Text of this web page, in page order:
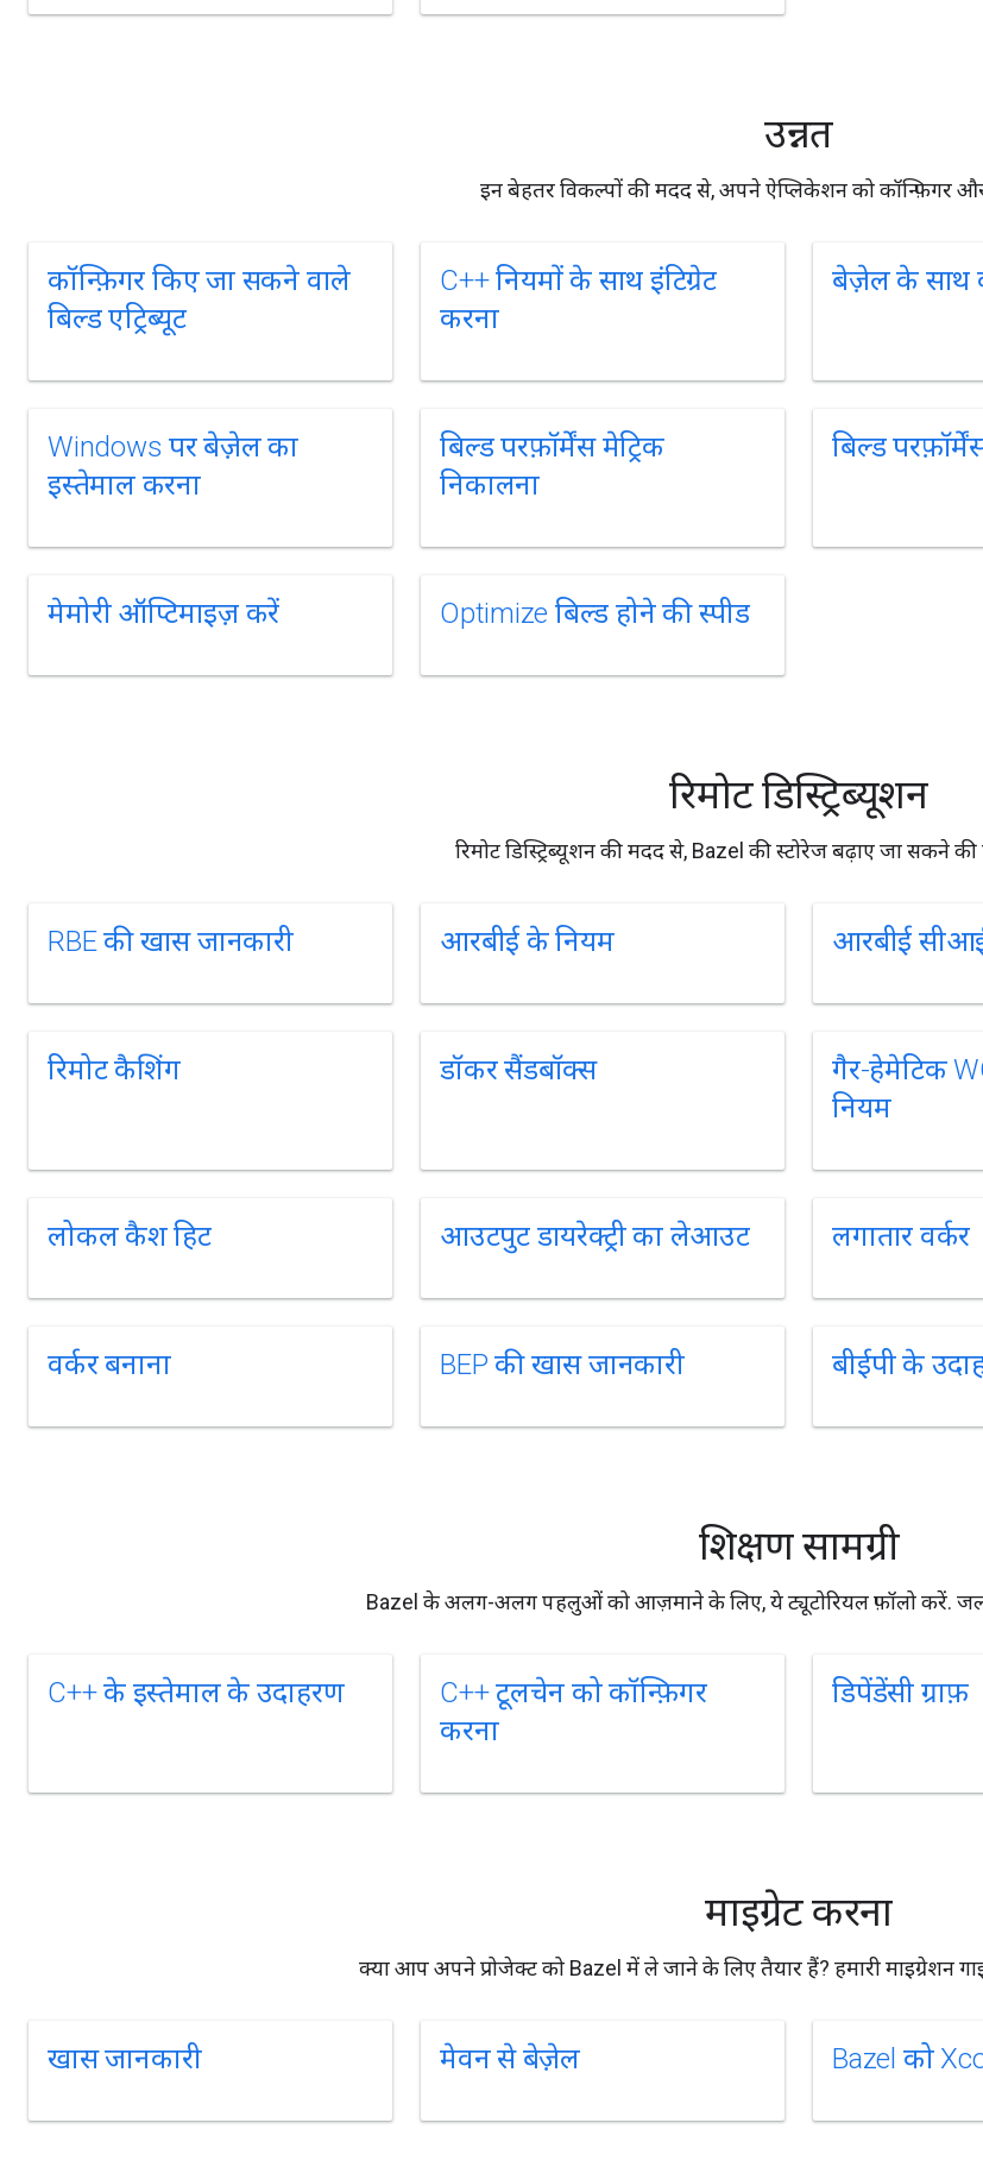
उन्नत
इन बेहतर विकल्पों की मदद से, अपने ऐप्लिकेशन को कॉन्फ़िगर
कॉन्फ़िगर किए जा सकने वाले
बिल्ड एट्रिब्यूट
C++ नियमों के साथ इंटिग्रेट
करना
बेज़ेल के साथ
Windows पर बेज़ेल का
इस्तेमाल करना
बिल्ड परफ़ॉर्मेंस मेट्रिक
निकालना
बिल्ड
मेमोरी ऑप्टिमाइज़ करें Optimize बिल्ड होने की स्पीड
रिमोट डिस्ट्रिब्यूशन
रिमोट डिस्ट्रिब्यूशन की मदद से, Bazel की स्टोरेज बढ़ाए जा सकने
RBE की खास जानकारी आरबीई के नियम आरबीई
रिमोट कैशिंग डॉकर सैंडबॉक्स
गैर-हेमेटिक
नियम
लोकल कैश हिट आउटपुट डायरेक्ट्री का लेआउट लगातार वर्कर
वर्कर बनाना BEP की खास जानकारी बीईपी के
शिक्षण सामग्री
Bazel के अलग-अलग पहलुओं को आज़माने के लिए, ये ट्यूटोरियल फ़ॉलो करें.
C++ के इस्तेमाल के उदाहरण
C++ टूलचेन को कॉन्फ़िगर
करना
डिपेंडेंसी ग्राफ़
माइग्रेट करना
क्या आप अपने प्रोजेक्ट को Bazel में ले जाने के लिए तैयार हैं? हमारी माइग्रेशन
खास जानकारी मेवन से बेज़ेल Bazel को